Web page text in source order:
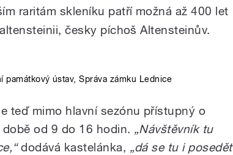
raritám skleníku patří možná až 400 let
česky píchoš Altensteinův.
památkový ústav, Správa zámku Lednice
teď mimo hlavní sezónu přístupný o
od 9 do 16 hodin. „Návštěvník tu
dodává kastelánka, „dá se tu i posedět